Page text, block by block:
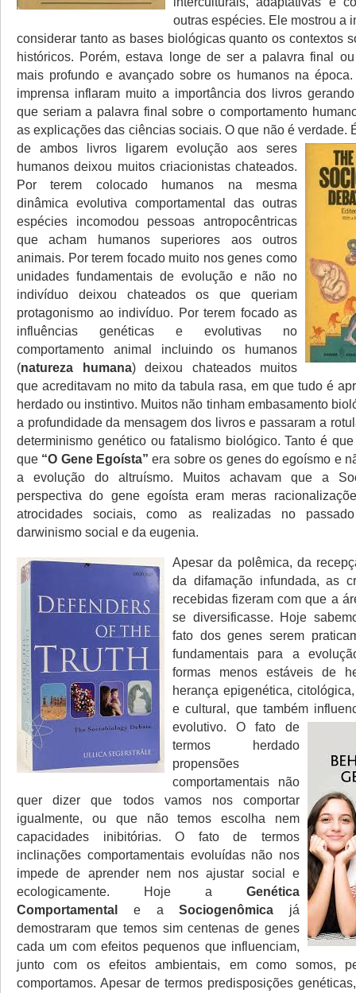
outras espécies. Ele mostrou a
considerar tanto as bases biológicas quanto os contextos
históricos. Porém, estava longe de ser a palavra final
mais profundo e avançado sobre os humanos na
imprensa inflaram muito a importância dos livros
que seriam a palavra final sobre o comportamento
as explicações das ciências sociais. O que não é verdade.
de ambos livros ligarem evolução aos seres
humanos deixou muitos criacionistas chateados.
Por terem colocado humanos na mesma
dinâmica evolutiva comportamental das outras
espécies incomodou pessoas antropocêntricas
que acham humanos superiores aos outros
animais. Por terem focado muito nos genes como
unidades fundamentais de evolução e não no
indivíduo deixou chateados os que queriam
protagonismo ao indivíduo. Por terem focado as
influências genéticas e evolutivas no
comportamento animal incluindo os humanos
(natureza humana) deixou chateados muitos
que acreditavam no mito da tabula rasa, em que tudo é
herdado ou instintivo. Muitos não tinham embasamento
a profundidade da mensagem dos livros e passaram a
determinismo genético ou fatalismo biológico. Tanto é
que “O Gene Egoísta” era sobre os genes do egoísmo e
a evolução do altruísmo. Muitos achavam que a
perspectiva do gene egoísta eram meras
atrocidades sociais, como as realizadas no
darwinismo social e da eugenia.
Apesar da polêmica, da
da difamação infundada, as
recebidas fizeram com que a
se diversificasse. Hoje
fato dos genes serem
fundamentais para a
formas menos estáveis de
herança epigenética,
e cultural, que também
evolutivo. O fato de
termos herdado
propensões
comportamentais não
quer dizer que todos vamos nos comportar
igualmente, ou que não temos escolha nem
capacidades inibitórias. O fato de termos
inclinações comportamentais evoluídas não nos
impede de aprender nem nos ajustar social e
ecologicamente. Hoje a Genética
Comportamental e aSociogenômica já
demostraram que temos sim centenas de genes
cada um com efeitos pequenos que influenciam,
junto com os efeitos ambientais, em como somos,
comportamos. Apesar de termos predisposições